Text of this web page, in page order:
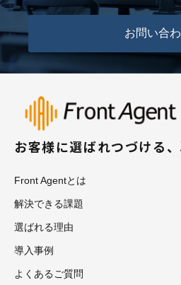
お問い合
お客様に選ばれつづける
Front Agentとは
解決できる課題
選ばれる理由
導入事例
よくあるご質問